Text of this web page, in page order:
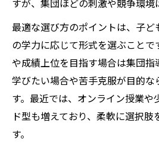
すが、集団ほどの刺激や競争環境
最適な選び方のポイントは、子
の学力に応じて形式を選ぶことで
や成績上位を目指す場合は集団指
学びたい場合や苦手克服が目的
す。最近では、オンライン授業や
ド型も増えており、柔軟に選択肢
す。